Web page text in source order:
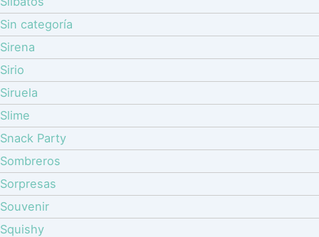
Sin categoría
Sirena
Sirio
Siruela
Slime
Snack Party
Sombreros
Sorpresas
Souvenir
Squishy